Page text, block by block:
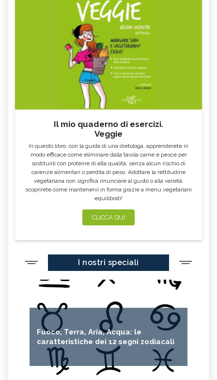
Il mio quaderno di esercizi.
Veggie
In questo libro, con la guida di una dietologa, apprenderete in
modo efficace come eliminare dalla tavola carne e pesce per
sostituirli con proteine di alta qualità, senza alcun rischio di
carenze alimentari o perdita di peso. Adottare la rettitudine
vegetariana non significa rinunciare al gusto o alla varietà:
scoprirete come mantenervi in forma grazie a menu vegetariani
equilibrati!
CLICCA QUI
I nostri speciali
Fuoco, Terra, Aria, Acqua: le
caratteristiche dei 12 segni zodiacali